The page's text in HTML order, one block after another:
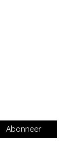
Abonneer